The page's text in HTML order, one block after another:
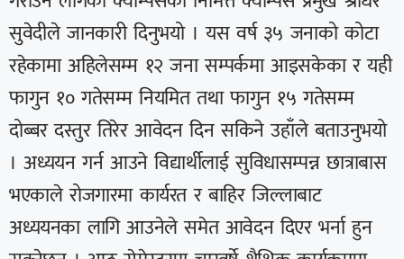
सुवेदीले जानकारी दिनुभयो । यस वर्ष ३५ जनाको कोटा
रहेकामा अहिलेसम्म १२ जना सम्पर्कमा आइसकेका र यही
फागुन १० गतेसम्म नियमित तथा फागुन १५ गतेसम्म
दोब्बर दस्तुर तिरेर आवेदन दिन सकिने उहाँले बताउनुभयो
। अध्ययन गर्न आउने विद्यार्थीलाई सुविधासम्पन्न छात्राबास
भएकाले रोजगारमा कार्यरत र बाहिर जिल्लाबाट
अध्ययनका लागि आउनेले समेत आवेदन दिएर भर्ना हुन